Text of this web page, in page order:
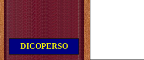
DICOPERSO